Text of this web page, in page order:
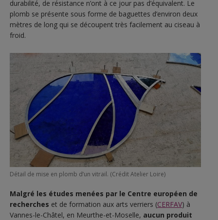
durabilité, de résistance n’ont à ce jour pas d’équivalent. Le
plomb se présente sous forme de baguettes d’environ deux
mètres de long qui se découpent très facilement au ciseau à
froid.
Détail de mise en plomb d’un vitrail. (Crédit Atelier Loire)
Malgré les études menées par le Centre européen de
recherches et de formation aux arts verriers (CERFAV) à
Vannes-le-Châtel, en Meurthe-et-Moselle, aucun produit